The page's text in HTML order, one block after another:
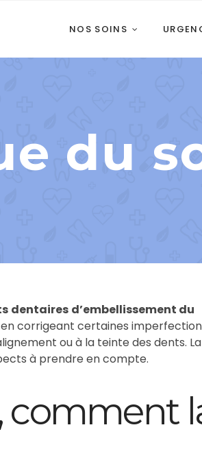
NOS SOINS
du
dentaires d’embellissement du
en corrigeant certaines
ou à la teinte des dents. La
à prendre en compte.
comment